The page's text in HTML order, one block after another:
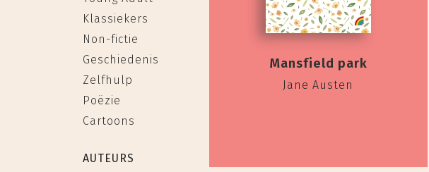
Klassiekers
Non-fictie
Geschiedenis
Zelfhulp
Poëzie
Cartoons
AUTEURS
Mansfield park
Jane Austen